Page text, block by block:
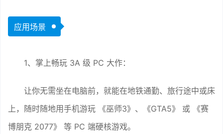
应用场景
1、掌上畅玩 3A 级 PC 大作：
让你无需坐在电脑前，就能在地铁通勤、旅行途中或床
上，随时随地用手机游玩 《巫师3》、《GTA5》 或 《赛
博朋克 2077》 等 PC 端硬核游戏。